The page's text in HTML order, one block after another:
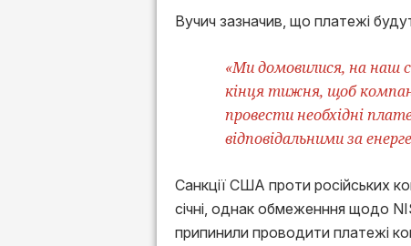
Вучич зазначив, що платежі
«Ми домовилися, на наш
кінця тижня, щоб
провести необхідні
відповідальними за
Санкції США проти російських
січні, однак обмеженння щодо
припинили проводити платежі